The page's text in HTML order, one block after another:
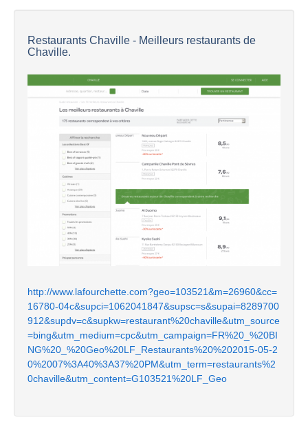
Restaurants Chaville - Meilleurs restaurants de
Chaville.
http://www.lafourchette.com?geo=103521&m=26960&cc=
16780-04c&supci=1062041847&supsc=s&supai=8289700
912&supdv=c&supkw=restaurant%20chaville&utm_source
=bing&utm_medium=cpc&utm_campaign=FR%20_%20BI
NG%20_%20Geo%20LF_Restaurants%20%202015-05-2
0%2007%3A40%3A37%20PM&utm_term=restaurants%2
0chaville&utm_content=G103521%20LF_Geo